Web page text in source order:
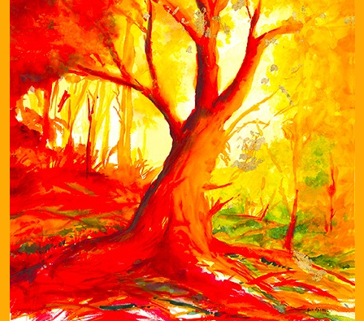
Contact
Livre d'or
Expositions
Galerie